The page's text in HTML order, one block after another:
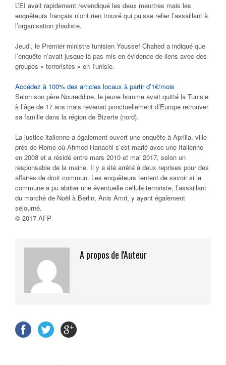
L’EI avait rapidement revendiqué les deux meurtres mais les
enquêteurs français n’ont rien trouvé qui puisse relier l’assaillant à
l’organisation jihadiste.
Jeudi, le Premier ministre tunisien Youssef Chahed a indiqué que
l’enquête n’avait jusque là pas mis en évidence de liens avec des
groupes « terroristes » en Tunisie.
Accédez à 100% des articles locaux à partir d’1€/mois
Selon son père Noureddine, le jeune homme avait quitté la Tunisie
à l’âge de 17 ans mais revenait ponctuellement d’Europe retrouver
sa famille dans la région de Bizerte (nord).
La justice italienne a également ouvert une enquête à Aprilia, ville
près de Rome où Ahmed Hanachi s’est marié avec une Italienne
en 2008 et a résidé entre mars 2010 et mai 2017, selon un
responsable de la mairie. Il y a été arrêté à deux reprises pour des
affaires de droit commun. Les enquêteurs tentent de savoir si la
commune a pu abriter une éventuelle cellule terroriste, l’assaillant
du marché de Noël à Berlin, Anis Amri, y ayant également
séjourné.
© 2017 AFP
A propos de l'Auteur